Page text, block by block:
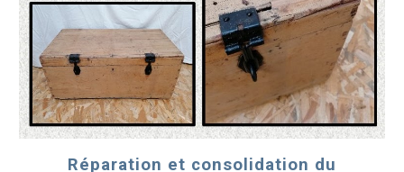
Réparation et consolidation du